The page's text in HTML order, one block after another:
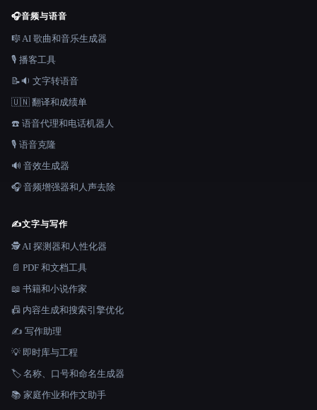
🎧音频与语音
🎼 AI 歌曲和音乐生成器
🎙️ 播客工具
📝🔉 文字转语音
🇺🇳 翻译和成绩单
☎️ 语音代理和电话机器人
🎙️ 语音克隆
🔊 音效生成器
🎧 音频增强器和人声去除
✍️文字与写作
🕵️ AI 探测器和人性化器
📄 PDF 和文档工具
📖 书籍和小说作家
📠 内容生成和搜索引擎优化
✍️ 写作助理
💡 即时库与工程
🏷️ 名称、口号和命名生成器
📚 家庭作业和作文助手